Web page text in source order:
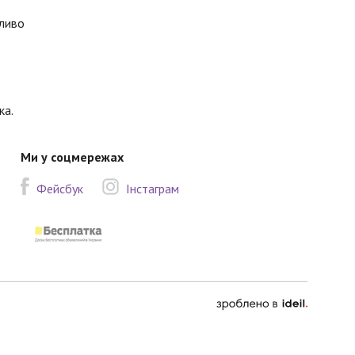
Ми у соцмережах
Фейсбук
Інстаграм
зроблено